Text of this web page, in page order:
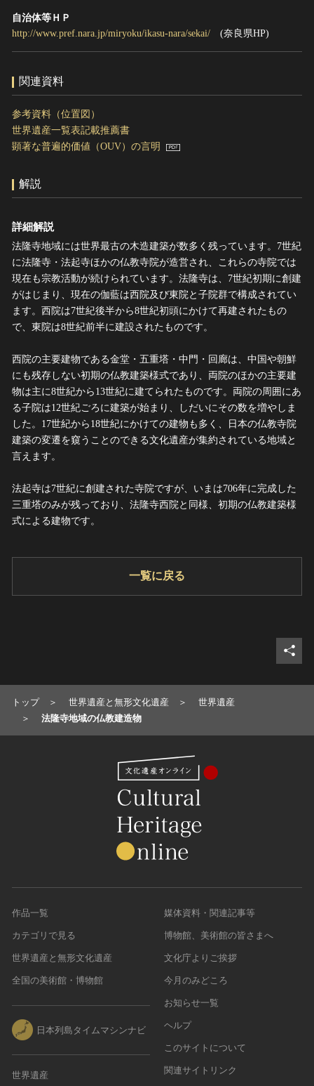
自治体等ＨＰ
http://www.pref.nara.jp/miryoku/ikasu-nara/sekai/ (奈良県HP)
関連資料
参考資料（位置図）
世界遺産一覧表記載推薦書
顕著な普遍的価値（OUV）の言明
解説
詳細解説
法隆寺地域には世界最古の木造建築が数多く残っています。7世紀
に法隆寺・法起寺ほかの仏教寺院が造営され、これらの寺院では
現在も宗教活動が続けられています。法隆寺は、7世紀初期に創建
がはじまり、現在の伽藍は西院及び東院と子院群で構成されてい
ます。西院は7世紀後半から8世紀初頭にかけて再建されたもの
で、東院は8世紀前半に建設されたものです。
西院の主要建物である金堂・五重塔・中門・回廊は、中国や朝鮮
にも残存しない初期の仏教建築様式であり、両院のほかの主要建
物は主に8世紀から13世紀に建てられたものです。両院の周囲にあ
る子院は12世紀ごろに建築が始まり、しだいにその数を増やしま
した。17世紀から18世紀にかけての建物も多く、日本の仏教寺院
建築の変遷を窺うことのできる文化遺産が集約されている地域と
言えます。
法起寺は7世紀に創建された寺院ですが、いまは706年に完成した
三重塔のみが残っており、法隆寺西院と同様、初期の仏教建築様
式による建物です。
一覧に戻る
トップ 世界遺産と無形文化遺産
世界遺産
法隆寺地域の仏教建造物
作品一覧
カテゴリで見る
世界遺産と無形文化遺産
全国の美術館・博物館
日本列島タイムマシンナビ
世界遺産
媒体資料・関連記事等
博物館、美術館の皆さまへ
文化庁よりご挨拶
今月のみどころ
お知らせ一覧
ヘルプ
このサイトについて
関連サイトリンク